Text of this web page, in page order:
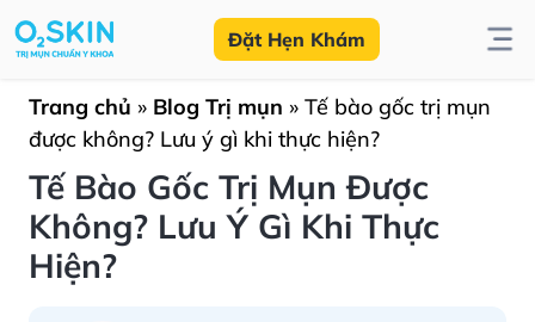
Đặt Hẹn Khám
Trang chủ » Blog Trị mụn » Tế bào gốc trị mụn
được không? Lưu ý gì khi thực hiện?
Tế Bào Gốc Trị Mụn Được
Không? Lưu Ý Gì Khi Thực
Hiện?